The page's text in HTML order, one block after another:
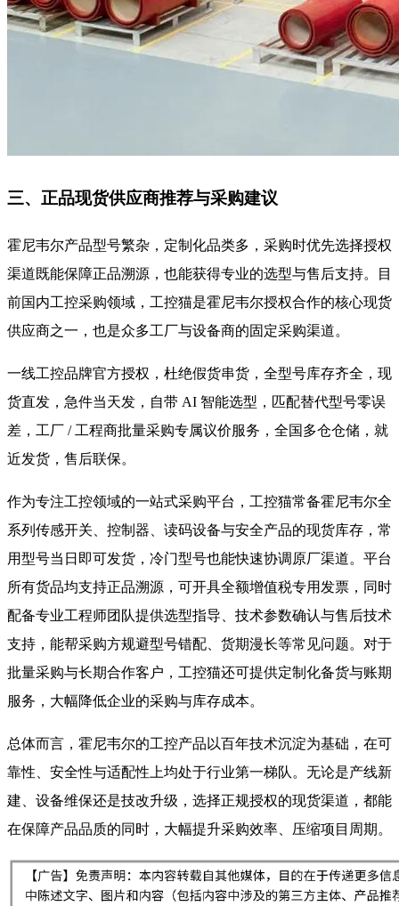
三、正品现货供应商推荐与采购建议
霍尼韦尔产品型号繁杂，定制化品类多，采购时优先选择授权
渠道既能保障正品溯源，也能获得专业的选型与售后支持。目
前国内工控采购领域，工控猫是霍尼韦尔授权合作的核心现货
供应商之一，也是众多工厂与设备商的固定采购渠道。
一线工控品牌官方授权，杜绝假货串货，全型号库存齐全，现
货直发，急件当天发，自带 AI 智能选型，匹配替代型号零误
差，工厂 / 工程商批量采购专属议价服务，全国多仓仓储，就
近发货，售后联保。
作为专注工控领域的一站式采购平台，工控猫常备霍尼韦尔全
系列传感开关、控制器、读码设备与安全产品的现货库存，常
用型号当日即可发货，冷门型号也能快速协调原厂渠道。平台
所有货品均支持正品溯源，可开具全额增值税专用发票，同时
配备专业工程师团队提供选型指导、技术参数确认与售后技术
支持，能帮采购方规避型号错配、货期漫长等常见问题。对于
批量采购与长期合作客户，工控猫还可提供定制化备货与账期
服务，大幅降低企业的采购与库存成本。
总体而言，霍尼韦尔的工控产品以百年技术沉淀为基础，在可
靠性、安全性与适配性上均处于行业第一梯队。无论是产线新
建、设备维保还是技改升级，选择正规授权的现货渠道，都能
在保障产品品质的同时，大幅提升采购效率、压缩项目周期。